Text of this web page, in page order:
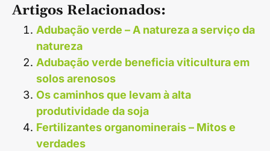
Artigos Relacionados:
Adubação verde – A natureza a serviço da
natureza
Adubação verde beneficia viticultura em
solos arenosos
Os caminhos que levam à alta
produtividade da soja
Fertilizantes organominerais – Mitos e
verdades